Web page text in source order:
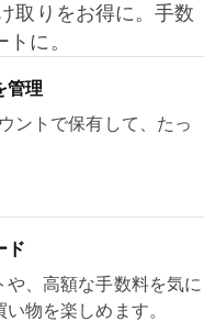
取りをお得に。手数
に。
管理
ントで保有して、たっ
ド
、高額な手数料を気に
物を楽しめます。